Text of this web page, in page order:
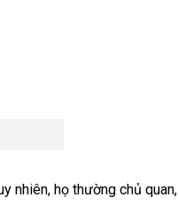
nhiên, họ thường chủ quan,